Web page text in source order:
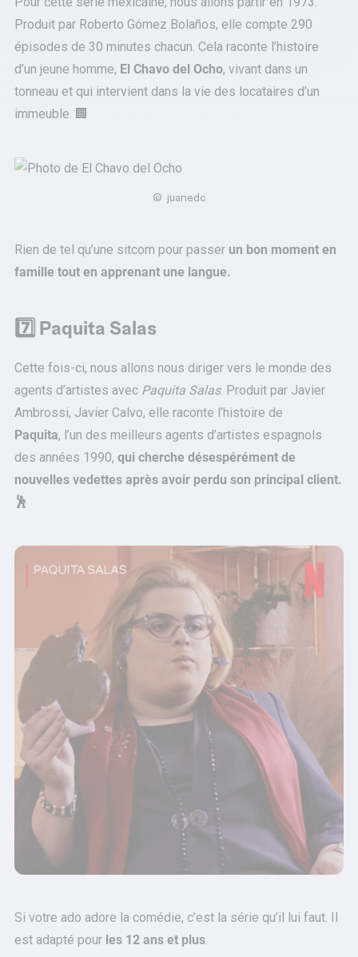
Produit par Roberto Gómez Bolaños, elle compte 290
épisodes de 30 minutes chacun. Cela raconte l’histoire
d’un jeune homme, El Chavo del Ocho, vivant dans un
tonneau et qui intervient dans la vie des locataires d’un
immeuble. 🏢
© juanedc
Rien de tel qu’une sitcom pour passer un bon moment en
famille tout en apprenant une langue.
7️⃣ Paquita Salas
Cette fois-ci, nous allons nous diriger vers le monde des
agents d’artistes avec Paquita Salas. Produit par Javier
Ambrossi, Javier Calvo, elle raconte l’histoire de
Paquita, l’un des meilleurs agents d’artistes espagnols
des années 1990, qui cherche désespérément de
nouvelles vedettes après avoir perdu son principal client.
🕺
Si votre ado adore la comédie, c’est la série qu’il lui faut. Il
est adapté pour les 12 ans et plus